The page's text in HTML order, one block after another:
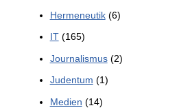
Hermeneutik(6)
IT(165)
Journalismus(2)
Judentum (1)
Medien (14)